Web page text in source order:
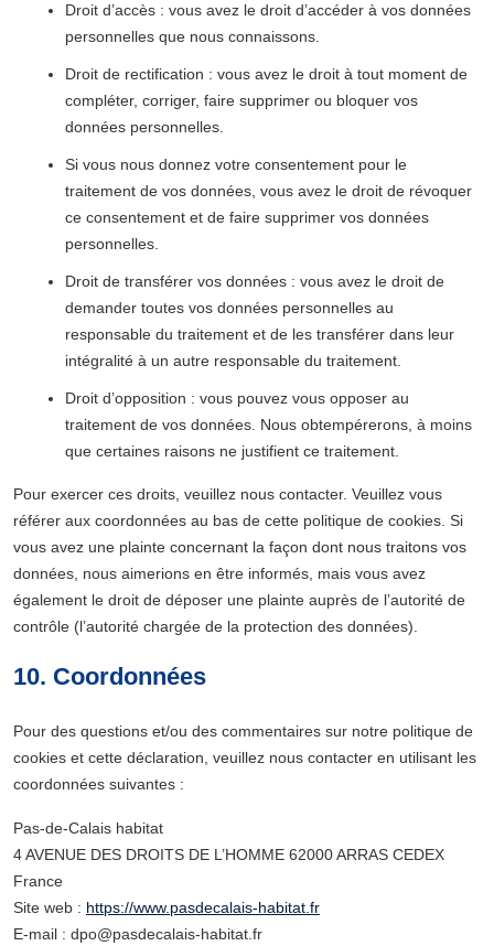
Droit d’accès : vous avez le droit d’accéder à vos données
personnelles que nous connaissons.
Droit de rectification : vous avez le droit à tout moment de
compléter, corriger, faire supprimer ou bloquer vos
données personnelles.
Si vous nous donnez votre consentement pour le
traitement de vos données, vous avez le droit de révoquer
ce consentement et de faire supprimer vos données
personnelles.
Droit de transférer vos données : vous avez le droit de
demander toutes vos données personnelles au
responsable du traitement et de les transférer dans leur
intégralité à un autre responsable du traitement.
Droit d’opposition : vous pouvez vous opposer au
traitement de vos données. Nous obtempérerons, à moins
que certaines raisons ne justifient ce traitement.
Pour exercer ces droits, veuillez nous contacter. Veuillez vous
référer aux coordonnées au bas de cette politique de cookies. Si
vous avez une plainte concernant la façon dont nous traitons vos
données, nous aimerions en être informés, mais vous avez
également le droit de déposer une plainte auprès de l’autorité de
contrôle (l’autorité chargée de la protection des données).
10. Coordonnées
Pour des questions et/ou des commentaires sur notre politique de
cookies et cette déclaration, veuillez nous contacter en utilisant les
coordonnées suivantes :
Pas-de-Calais habitat
4 AVENUE DES DROITS DE L’HOMME 62000 ARRAS CEDEX
France
Site web : https://www.pasdecalais-habitat.fr
E-mail : dpo@pasdecalais-habitat.fr